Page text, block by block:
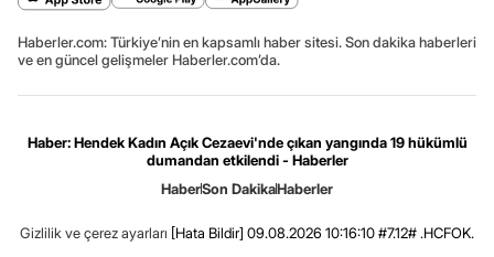
Haberler.com: Türkiye’nin en kapsamlı haber sitesi. Son dakika haberleri
ve en güncel gelişmeler Haberler.com’da.
Haber: Hendek Kadın Açık Cezaevi'nde çıkan yangında 19 hükümlü
dumandan etkilendi - Haberler
HaberSon DakikaHaberler
Gizlilik ve çerez ayarları [Hata Bildir] 09.08.2026 10:16:10 #7.12# .HCFOK.